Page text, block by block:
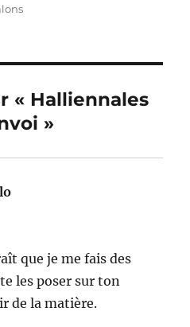
« Halliennales
»
que je me fais des
les poser sur ton
de la matière.